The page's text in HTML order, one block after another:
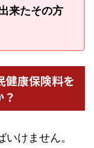
来たその方
健康保険料を
けません。